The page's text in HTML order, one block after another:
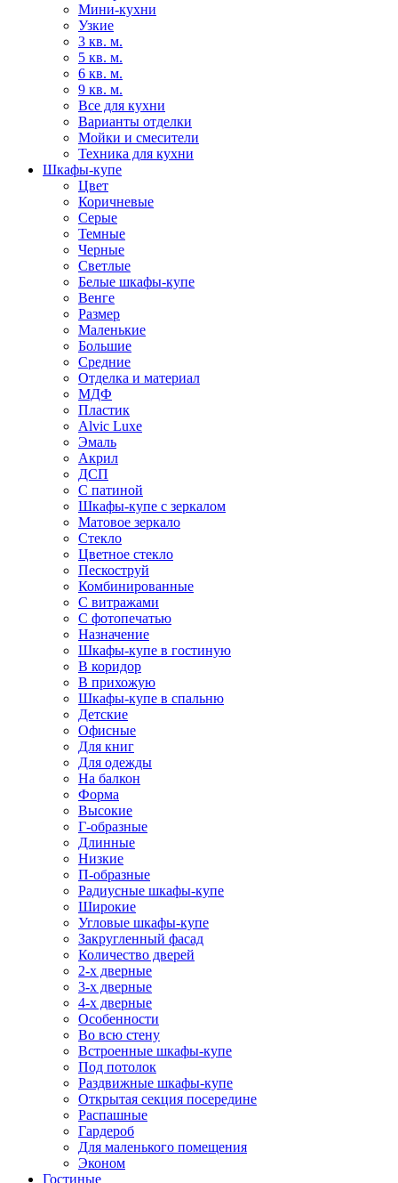
Мини-кухни
Узкие
3 кв. м.
5 кв. м.
6 кв. м.
9 кв. м.
Все для кухни
Варианты отделки
Мойки и смесители
Техника для кухни
Шкафы-купе
Цвет
Коричневые
Серые
Темные
Черные
Светлые
Белые шкафы-купе
Венге
Размер
Маленькие
Большие
Средние
Отделка и материал
МДФ
Пластик
Alvic Luxe
Эмаль
Акрил
ДСП
С патиной
Шкафы-купе с зеркалом
Матовое зеркало
Стекло
Цветное стекло
Пескоструй
Комбинированные
С витражами
С фотопечатью
Назначение
Шкафы-купе в гостиную
В коридор
В прихожую
Шкафы-купе в спальню
Детские
Офисные
Для книг
Для одежды
На балкон
Форма
Высокие
Г-образные
Длинные
Низкие
П-образные
Радиусные шкафы-купе
Широкие
Угловые шкафы-купе
Закругленный фасад
Количество дверей
2-х дверные
3-х дверные
4-х дверные
Особенности
Во всю стену
Встроенные шкафы-купе
Под потолок
Раздвижные шкафы-купе
Открытая секция посередине
Распашные
Гардероб
Для маленького помещения
Эконом
Гостиные